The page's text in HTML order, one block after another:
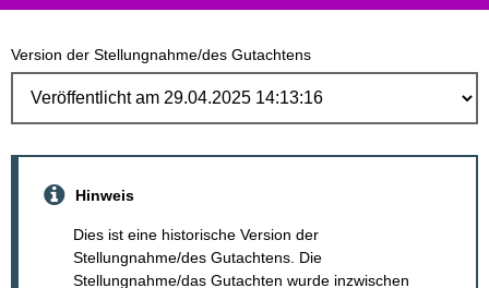
Version der Stellungnahme/des Gutachtens
Hinweis
Dies ist eine historische Version der
Stellungnahme/des Gutachtens. Die
Stellungnahme/das Gutachten wurde inzwischen